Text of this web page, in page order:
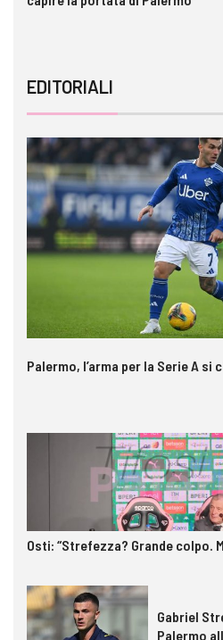
EDITORIALI
Palermo, l’arma per la Serie A si
Osti: “Strefezza? Grande colpo.
Gabriel
Palermo